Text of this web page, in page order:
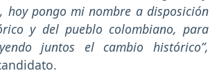
hoy pongo mi nombre a disposición
y del pueblo colombiano, para
juntos el cambio histórico”,